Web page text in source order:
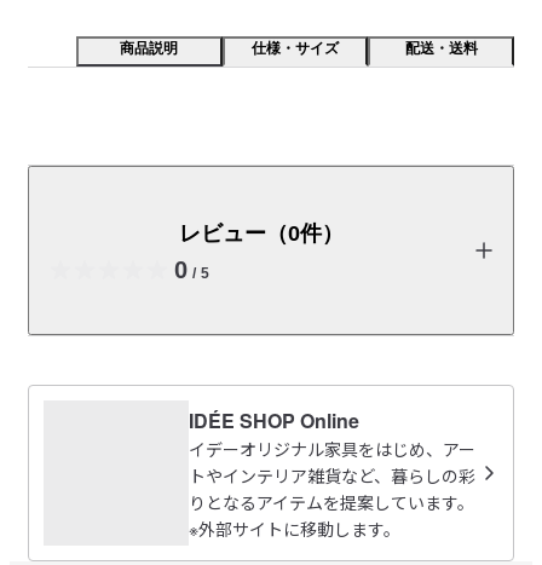
商品説明 仕様・サイズ 配送・送料
で、ギフトにもおすすめです。
差し込むラタンスティックの本数で香りの調整ができま
くか、新しいラタンスティックと交換してください。
※こちらはラタンスティックのみの販売です。「ensemble ル
ームフレグランス ボトル」「ensemble ルームフレグランス リ
フィル」を合わせてご購入ください。
「ensemble ルームフレグランス ボトル 」は、無印良品の１８
レビュー（0件）
0 / 5
レビューを投稿する
閉じる
IDÉE SHOP Online
イデーオリジナル家具をはじめ、アー
トやインテリア雑貨など、暮らしの彩
りとなるアイテムを提案しています。
※外部サイトに移動します。